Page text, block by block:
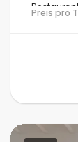
Arenal,
Preis pro